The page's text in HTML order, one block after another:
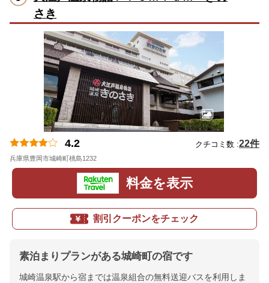
さき
4.2 クチコミ数 :22件
兵庫県豊岡市城崎町桃島1232
料金を表示
割引クーポンをチェック
素泊まりプランがある城崎町の宿です
城崎温泉駅から宿までは温泉組合の無料送迎バスを利用しま